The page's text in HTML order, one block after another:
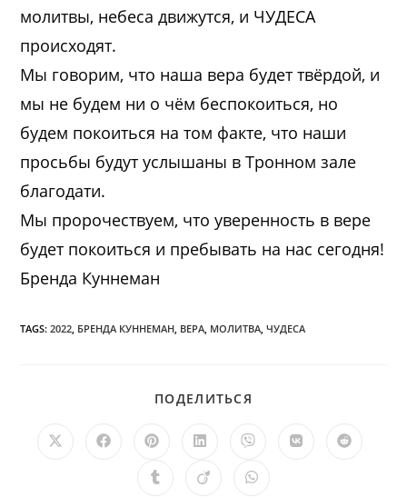
молитвы, небеса движутся, и ЧУДЕСА
происходят.
Мы говорим, что наша вера будет твёрдой, и
мы не будем ни о чём беспокоиться, но
будем покоиться на том факте, что наши
просьбы будут услышаны в Тронном зале
благодати.
Мы пророчествуем, что уверенность в вере
будет покоиться и пребывать на нас сегодня!
Бренда Куннеман
TAGS:2022, БРЕНДА КУННЕМАН, ВЕРА, МОЛИТВА, ЧУДЕСА
ПОДЕЛИТЬСЯ
Открывается
Открывается
новом
Открывается
в
новом
Открывается
в
новом
Открывается
в
новом
Открывается
Открывается
ОткрываетсяОткрывается